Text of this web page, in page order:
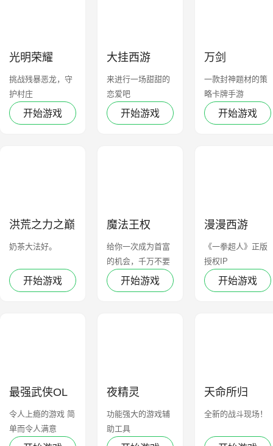
光明荣耀
挑战残暴恶龙，守
护村庄
开始游戏
大挂西游
来进行一场甜甜的
恋爱吧
开始游戏
万剑
一款封神题材的策
略卡牌手游
开始游戏
洪荒之力之巅
峰国战
奶茶大法好。
开始游戏
魔法王权
给你一次成为首富
的机会，千万不要
错过哦。
开始游戏
漫漫西游
《一拳超人》正版
授权IP
开始游戏
最强武侠OL
令人上瘾的游戏 简
单而令人满意
夜精灵
功能强大的游戏辅
助工具
天命所归
全新的战斗现场！